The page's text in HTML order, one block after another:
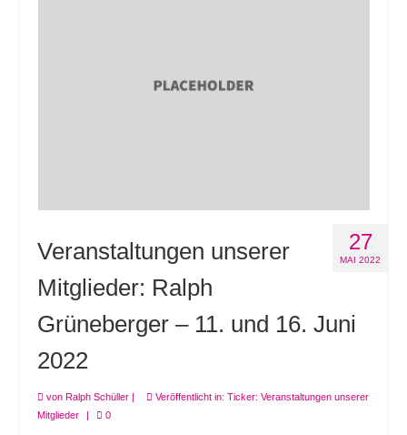
27
MAI 2022
Veranstaltungen unserer
Mitglieder: Ralph
Grüneberger – 11. und 16. Juni
2022
von Ralph Schüller | Veröffentlicht in: Ticker: Veranstaltungen unserer
Mitglieder
| 0